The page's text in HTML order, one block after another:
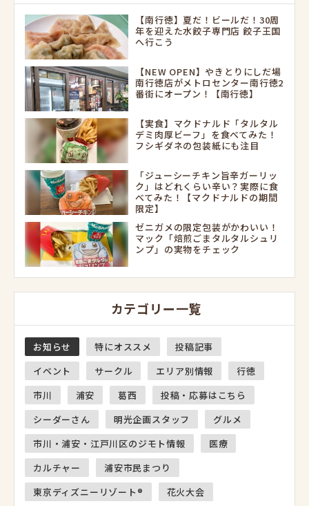
【南行徳】夏だ！ビールだ！30周
年を迎えた水餃子専門店 餃子王国
へ行こう
【NEW OPEN】やきとりにしだ場
南行徳店がメトロセンター南行徳2
番街にオープン！【南行徳】
【実食】マクドナルド「タルタル
デミ肉厚ビーフ」を食べてみた！
フシギダネの包装紙にも注目
「ジューシーチキン旨辛ガーリッ
ク」はどれくらい辛い？実際に食
べてみた！【マクドナルドの期間
限定】
ゼニガメの限定包装がかわいい！
マック「焙煎ごまタルタルシュリ
ンプ」の実物をチェック
カテゴリー一覧
お知らせ 特にオススメ
投稿記事
イベント
サークル エリア別情報
行徳
市川
浦安 葛西
投稿・応募はこちら
シーダーさん
明光企画スタッフ
グルメ
市川・浦安・江戸川区のジモト情報
医療
カルチャー
浦安市民まつり
東京ディズニーリゾート®
花火大会